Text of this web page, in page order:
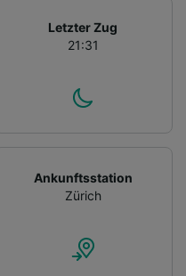
Letzter Zug
21:31
Ankunftsstation
Zürich